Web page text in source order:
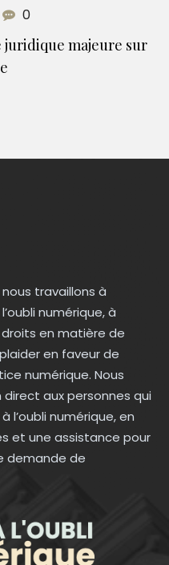
0
juridique majeure sur
travaillons à
numérique, à
droits en matière de
en faveur de
numérique. Nous
aux personnes qui
l’oubli numérique, en
et une assistance pour
demande de